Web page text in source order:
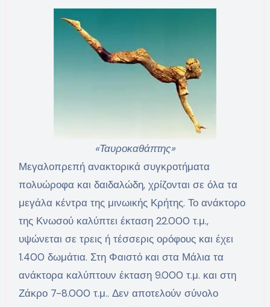
«Ταυροκαθάπτης»
Μεγαλοπρεπή ανακτορικά συγκροτήματα
πολυώροφα και δαιδαλώδη, χρίζονται σε όλα τα
μεγάλα κέντρα της μινωικής Κρήτης. Το ανάκτορο
της Κνωσού καλύπτει έκταση 22.000 τ.μ.,
υψώνεται σε τρεις ή τέσσερις ορόφους και έχει
1.400 δωμάτια. Στη Φαιστό και στα Μάλια τα
ανάκτορα καλύπτουν έκταση 9.000 τ.μ. και στη
Ζάκρο 7-8.000 τ.μ.. Δεν αποτελούν σύνολο